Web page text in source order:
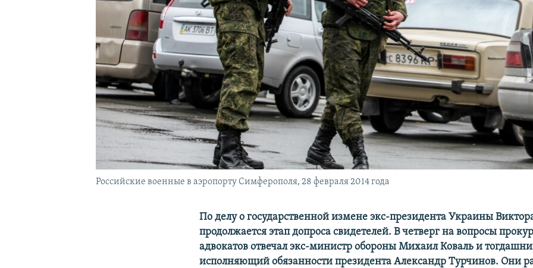
Российские военные в аэропорту Симферополя, 28 февраля 2014 года
По делу о государственной измене экс-президента Украины
продолжается этап допроса свидетелей. В четверг на вопросы
адвокатов отвечал экс-министр обороны Михаил Коваль и
исполняющий обязанности президента Александр Турчинов. Они